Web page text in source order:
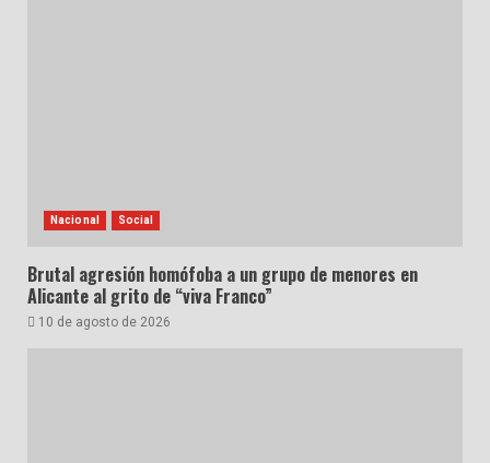
Nacional Social
Brutal agresión homófoba a un grupo de menores en
Alicante al grito de “viva Franco”
10 de agosto de 2026